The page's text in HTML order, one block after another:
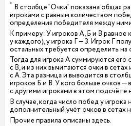
* В столбце "Очки" показана общая
игроками с равным количеством
определения победителя между
К примеру: У игроков А, Б и В равное
у каждого), у игрока Г — 3. Игрок Г
остальных требуется определить на
Тогда для игрока А суммируются его
с В, и из них вычитаются очки в сетах
с А. Эта разница и выводится в
игроков Б и В. У кого больше очков —
с другими игроками в этом подсчёте
В случае, когда число побед у игрока
дополнительный учёт очков в сетах
Прочие правила описаны здесь.